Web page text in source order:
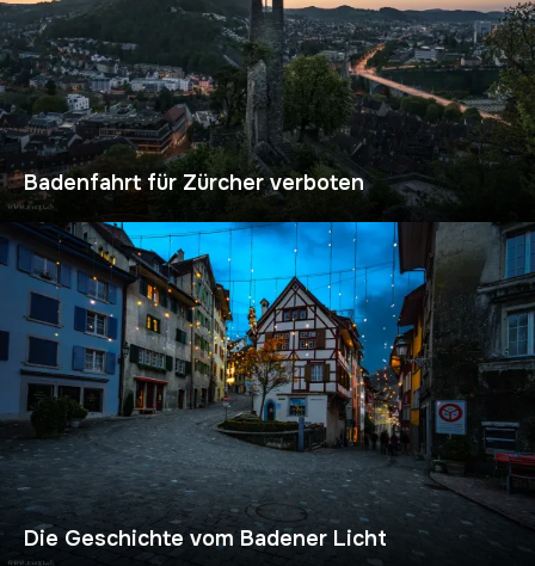
Badenfahrt für Zürcher verboten
Die Geschichte vom Badener Licht